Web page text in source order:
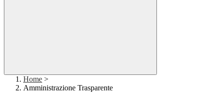
Home >
Amministrazione Trasparente